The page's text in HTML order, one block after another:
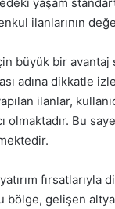
ilanlarının
büyük bir avantaj
adına dikkatle
ilanlar,
Bu
gelişen